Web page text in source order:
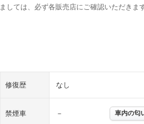
ては、必ず各販売店にご確認いただきま
修復歴 なし
禁煙車 － 車内の匂